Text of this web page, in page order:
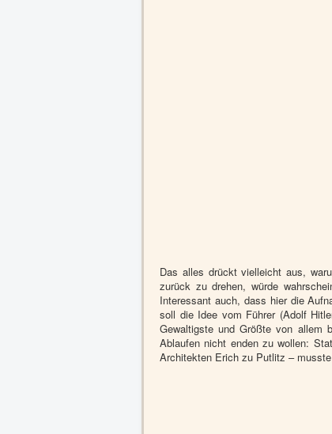
Das alles drückt vielleicht aus,
zurück zu drehen, würde
Interessant auch, dass hier die
soll die Idee vom Führer (Adolf
Gewaltigste und Größte von allem
Ablaufen nicht enden zu wollen:
Architekten Erich zu Putlitz –